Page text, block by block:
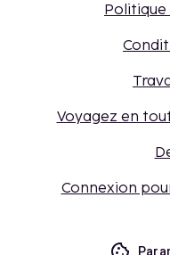
Voyagez en
Connexion